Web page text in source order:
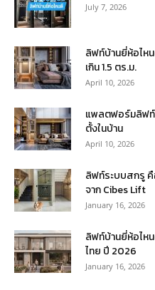
July 7, 2026
ลิฟท์บ้านยี่ห้อไห
เกิน 1.5 ตร.ม.
April 10, 2026
แพลตฟอร์มลิฟท์
ตั้งในบ้าน
April 10, 2026
ลิฟท์ระบบสกรู คื
จาก Cibes Lift
January 16, 2026
ลิฟท์บ้านยี่ห้อไห
ไทย ปี 2026
January 16, 2026